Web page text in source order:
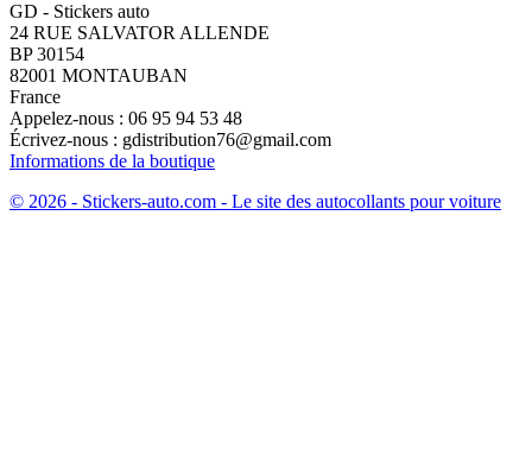
GD - Stickers auto
24 RUE SALVATOR ALLENDE
BP 30154
82001 MONTAUBAN
France
Appelez-nous : 06 95 94 53 48
Écrivez-nous : gdistribution76@gmail.com
Informations de la boutique
© 2026 - Stickers-auto.com - Le site des autocollants pour voiture